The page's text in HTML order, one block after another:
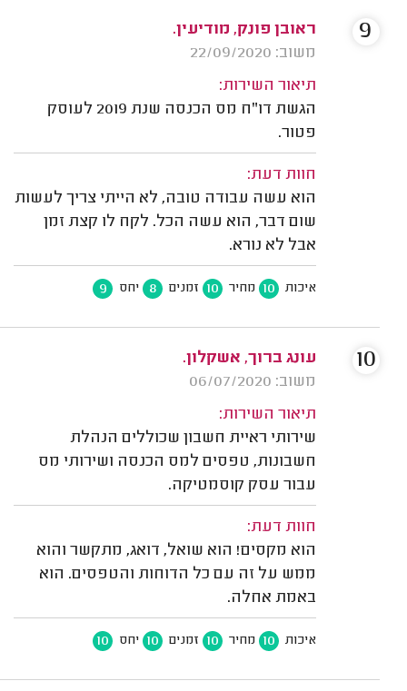
ראובן פונק, מודיעין.
משוב: 22/09/2020
תיאור השירות:
הגשת דו"ח מס הכנסה שנת 2019 לעוסק
פטור.
חוות דעת:
הוא עשה עבודה טובה, לא הייתי צריך לעשות
שום דבר, הוא עשה הכל. לקח לו קצת זמן
אבל לא נורא.
איכות 10 מחיר 10 זמנים 8 יחס 9
9
עונג ברוך, אשקלון.
משוב: 06/07/2020
תיאור השירות:
שירותי ראיית חשבון שכוללים הנהלת
חשבונות, טפסים למס הכנסה ושירותי מס
עבור עסק קוסמטיקה.
חוות דעת:
הוא מקסים! הוא שואל, דואג, מתקשר והוא
ממש על זה עם כל הדוחות והטפסים. הוא
באמת אחלה.
איכות 10 מחיר 10 זמנים 10 יחס 10
10